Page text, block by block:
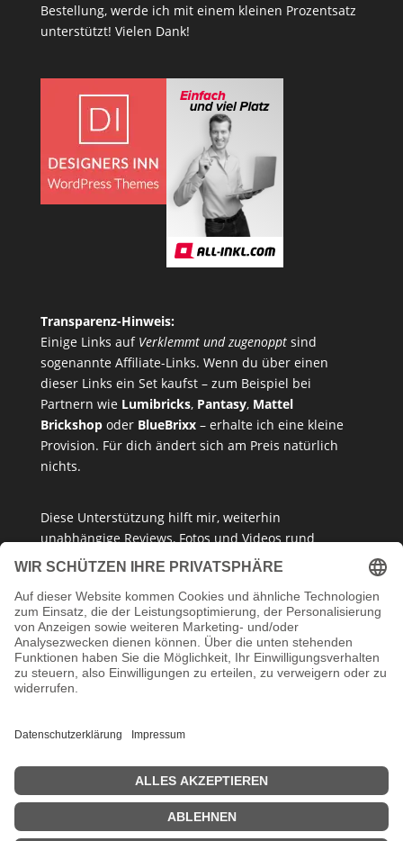
Bestellung, werde ich mit einem kleinen Prozentsatz
unterstützt! Vielen Dank!
Transparenz-Hinweis:
Einige Links auf Verklemmt und zugenopptsind
sogenannte Affiliate-Links. Wenn du über einen
dieser Links ein Set kaufst – zum Beispiel bei
Partnern wie Lumibricks, Pantasy, Mattel
Brickshopoder BlueBrixx– erhalte ich eine kleine
Provision. Für dich ändert sich am Preis natürlich
nichts.
Diese Unterstützung hilft mir, weiterhin
unabhängige Reviews, Fotos und Videos rund
umKlemmbausteine ,Baukastensetsund
Meinung. Ich empfehle nur Produkte, die ich selbst
getestet habe oder die ich guten Gewissens
vertreten kann.
Danke, dass du mein Klemmbaustein-Herz unterstützt!
Impressum Datenschutzerklärung